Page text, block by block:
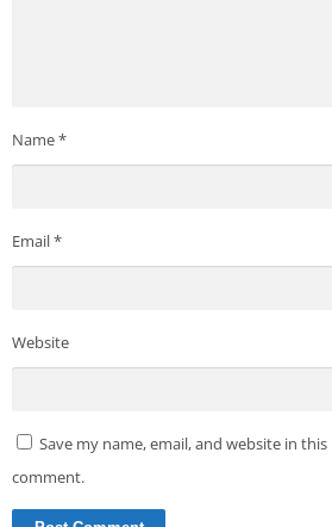
Name*
Email*
Website
Save my name, email, and website in
comment.